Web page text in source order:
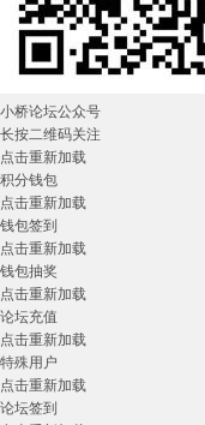
小桥论坛公众号
长按二维码关注
点击重新加载
积分钱包
点击重新加载
钱包签到
点击重新加载
钱包抽奖
点击重新加载
论坛充值
点击重新加载
特殊用户
点击重新加载
论坛签到